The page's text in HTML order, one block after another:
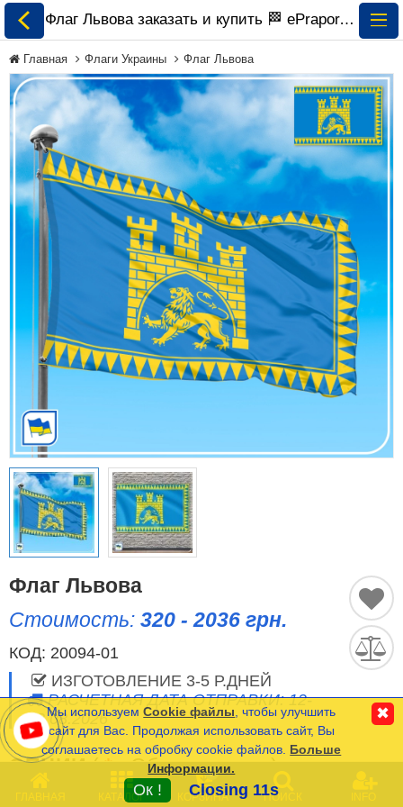
Все Флаги
Флаги Украины
Флаги Мира по
Континентам
Флаги на Заказ
Флаги Международных
Спортивные Флаги
Этнические Флаги
Флаги США (штатов)
Сравнить
Язык
(0)
Частые Вопросы (FAQ)
Оплата и Доставка
ГЛАВНАЯ КАТАЛОГ
0
КОРЗИНА ПОИСК INFO
Флаг Львова заказать и купить 🏁 ePrapor.com.ua
Главная Флаги Украины Флаг Львова
Флаг Львова
Стоимость: 320 - 2036 грн.
КОД: 20094-01
ИЗГОТОВЛЕНИЕ 3-5 Р.ДНЕЙ
РАСЧЕТНАЯ ДАТА ОТПРАВКИ: 12-
13.08.2026
ОПЦИИ(*- Обязательные)
РАЗМЕР
Мы используемCookie файлы , чтобы улучшить
сайт для Вас. Продолжая использовать сайт, Вы
соглашаетесь на обробку cookie файлов. Больше
Информации.
Ок ! Closing 11s
✖